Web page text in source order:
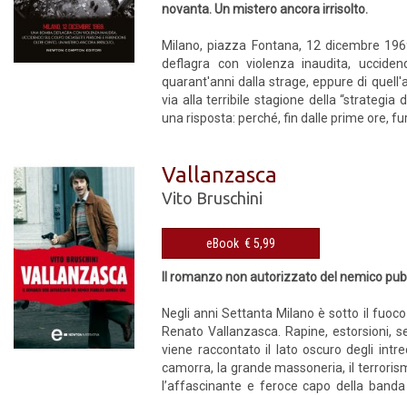
novanta. Un mistero ancora irrisolto.
Milano, piazza Fontana, 12 dicembre
deflagra con violenza inaudita,
quarant'anni dalla strage, eppure di
via alla terribile stagione della “strategia
una risposta: perché, fin dalle prime ore,
Vallanzasca
Vito Bruschini
eBook € 5,99
Il romanzo non autorizzato del nemico
Negli anni Settanta Milano è sotto il
Renato Vallanzasca. Rapine, estorsioni,
viene raccontato il lato oscuro degli
camorra, la grande massoneria, il
l’affascinante e feroce capo della